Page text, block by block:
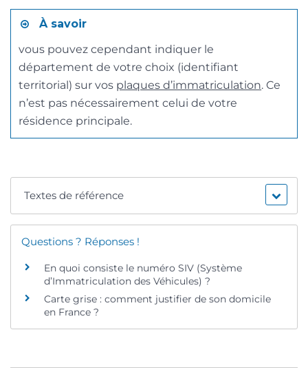
À savoir
vous pouvez cependant indiquer le
département de votre choix (identifiant
territorial) sur vos plaques d’immatriculation. Ce
n’est pas nécessairement celui de votre
résidence principale.
Textes de référence
Questions ? Réponses !
En quoi consiste le numéro SIV (Système
d’Immatriculation des Véhicules) ?
Carte grise : comment justifier de son domicile
en France ?